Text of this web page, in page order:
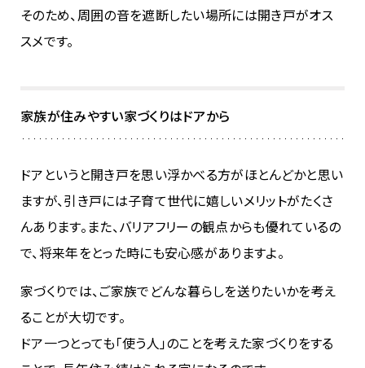
そのため、周囲の音を遮断したい場所には開き戸がオス
スメです。
家族が住みやすい家づくりはドアから
ドアというと開き戸を思い浮かべる方がほとんどかと思い
ますが、引き戸には子育て世代に嬉しいメリットがたくさ
んあります。また、バリアフリーの観点からも優れているの
で、将来年をとった時にも安心感がありますよ。
家づくりでは、ご家族でどんな暮らしを送りたいかを考え
ることが大切です。
ドア一つとっても「使う人」のことを考えた家づくりをする